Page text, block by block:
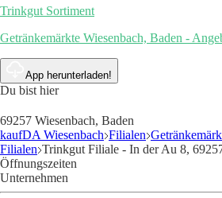
Trinkgut Sortiment
Getränkemärkte Wiesenbach, Baden -
App herunterladen!
Du bist hier
69257 Wiesenbach, Baden
kaufDA Wiesenbach Filialen
Filialen Trinkgut Filiale - In der Au 8,
Öffnungszeiten
Unternehmen